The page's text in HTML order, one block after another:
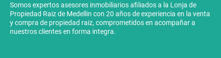
Somos expertos asesores inmobiliarios afiliados a la Lonja de
Propiedad Raiz de Medellin con 20 años de experiencia en la venta
y compra de propiedad raiz, comprometidos en acompañar a
nuestros clientes en forma integra.